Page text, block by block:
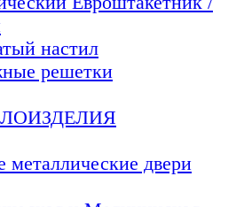
настил
решетки
металлические двери